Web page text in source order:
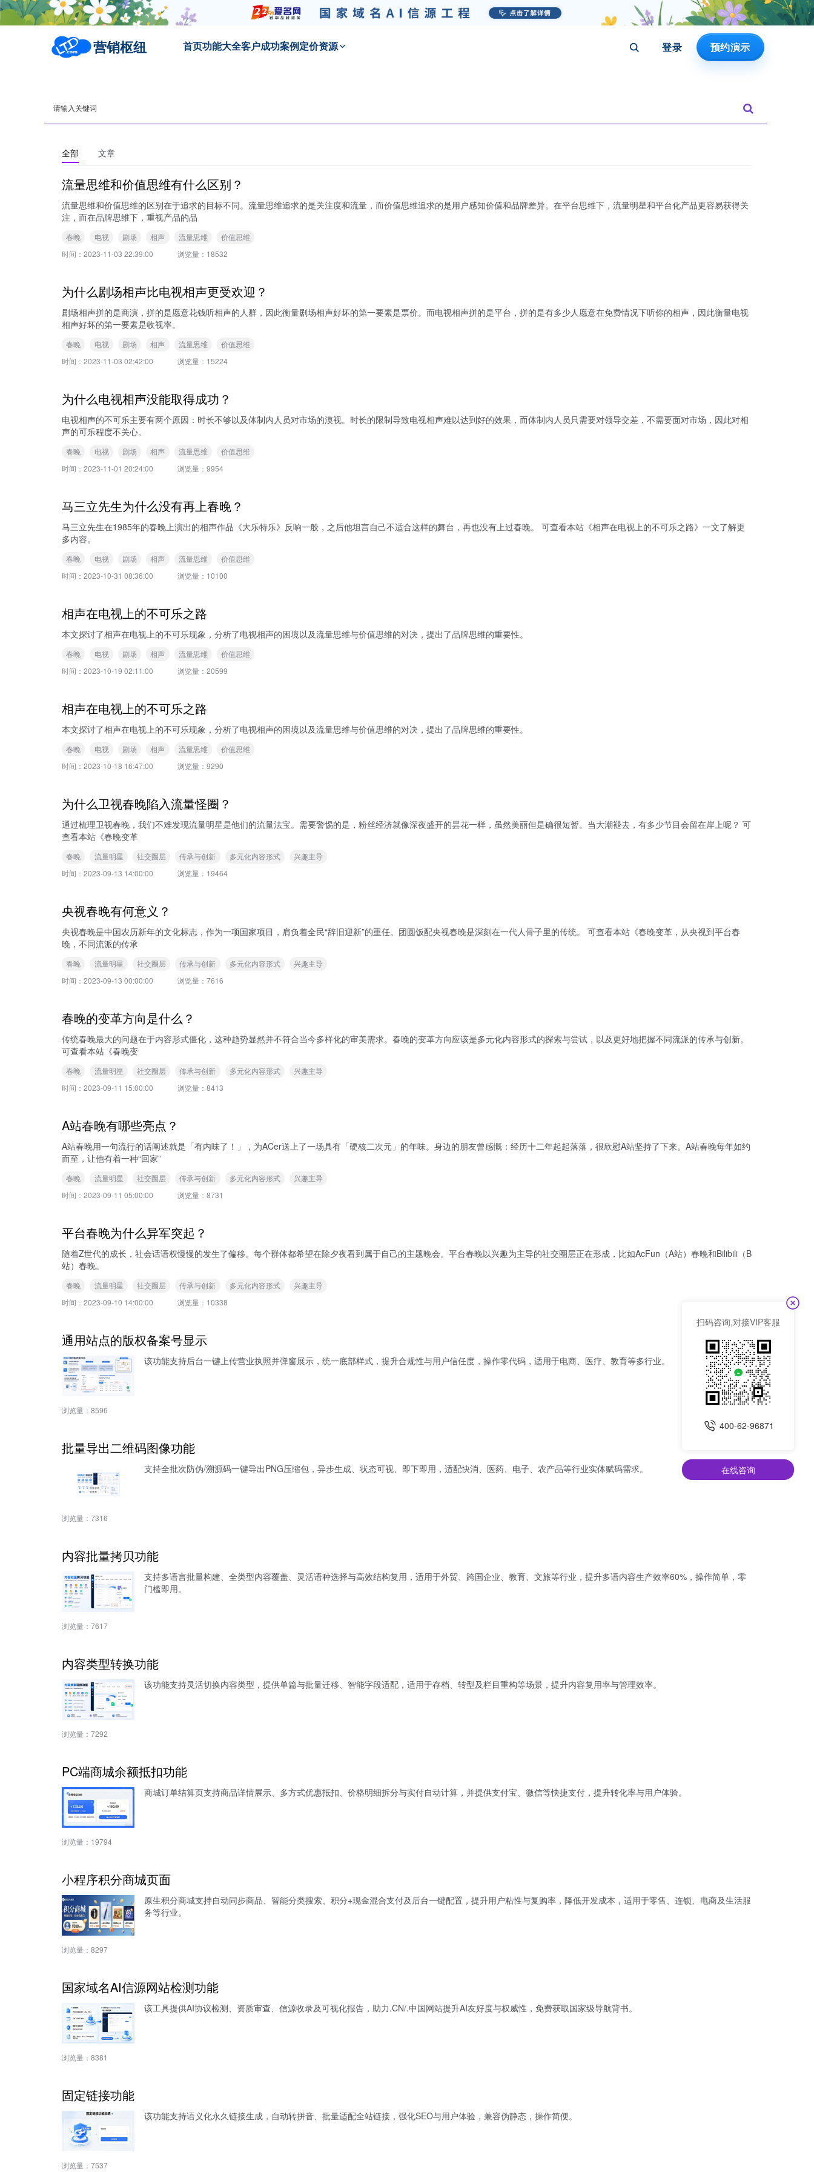
营销枢纽 首页功能大全客户成功案例 定价资源 登录 预约演示
全部 文章
流量思维和价值思维有什么区别？
流量思维和价值思维的区别在于追求的目标不同。流量思维追求的是关注度和流量，而价值思维追求的是用户感知价值和品牌差异。在平台思维下，流量明星和平台化产品更容易获得关
注，而在品牌思维下，重视产品的品
春晚 电视 剧场 相声 流量思维
价值思维
时间： 2023-11-03 22:39:00 浏览量： 18532
为什么剧场相声比电视相声更受欢迎？
剧场相声拼的是商演，拼的是愿意花钱听相声的人群，因此衡量剧场相声好坏的第一要素是票价。而电视相声拼的是平台，拼的是有多少人愿意在免费情况下听你的相声，因此衡量电视
相声好坏的第一要素是收视率。
春晚 电视 剧场 相声 流量思维
价值思维
时间： 2023-11-03 02:42:00 浏览量： 15224
为什么电视相声没能取得成功？
电视相声的不可乐主要有两个原因：时长不够以及体制内人员对市场的漠视。时长的限制导致电视相声难以达到好的效果，而体制内人员只需要对领导交差，不需要面对市场，因此对相
声的可乐程度不关心。
春晚 电视 剧场 相声 流量思维
价值思维
时间： 2023-11-01 20:24:00 浏览量： 9954
马三立先生为什么没有再上春晚？
马三立先生在1985年的春晚上演出的相声作品《大乐特乐》反响一般，之后他坦言自己不适合这样的舞台，再也没有上过春晚。 可查看本站《相声在电视上的不可乐之路》一文了解更
多内容。
春晚 电视 剧场 相声 流量思维
价值思维
时间： 2023-10-31 08:36:00 浏览量： 10100
相声在电视上的不可乐之路
本文探讨了相声在电视上的不可乐现象，分析了电视相声的困境以及流量思维与价值思维的对决，提出了品牌思维的重要性。
春晚 电视 剧场 相声 流量思维
价值思维
时间： 2023-10-19 02:11:00 浏览量： 20599
相声在电视上的不可乐之路
本文探讨了相声在电视上的不可乐现象，分析了电视相声的困境以及流量思维与价值思维的对决，提出了品牌思维的重要性。
春晚 电视 剧场 相声 流量思维
价值思维
时间： 2023-10-18 16:47:00 浏览量： 9290
为什么卫视春晚陷入流量怪圈？
通过梳理卫视春晚，我们不难发现流量明星是他们的流量法宝。需要警惕的是，粉丝经济就像深夜盛开的昙花一样，虽然美丽但是确很短暂。当大潮褪去，有多少节目会留在岸上呢？ 可
查看本站《春晚变革
春晚 流量明星 社交圈层 传承与创新 多元化内容形式
兴趣主导
时间： 2023-09-13 14:00:00 浏览量： 19464
央视春晚有何意义？
央视春晚是中国农历新年的文化标志，作为一项国家项目，肩负着全民“辞旧迎新”的重任。团圆饭配央视春晚是深刻在一代人骨子里的传统。 可查看本站《春晚变革，从央视到平台春
晚，不同流派的传承
春晚 流量明星 社交圈层 传承与创新 多元化内容形式
兴趣主导
时间： 2023-09-13 00:00:00 浏览量： 7616
春晚的变革方向是什么？
传统春晚最大的问题在于内容形式僵化，这种趋势显然并不符合当今多样化的审美需求。春晚的变革方向应该是多元化内容形式的探索与尝试，以及更好地把握不同流派的传承与创新。
可查看本站《春晚变
春晚 流量明星 社交圈层 传承与创新 多元化内容形式
兴趣主导
时间： 2023-09-11 15:00:00 浏览量： 8413
A站春晚有哪些亮点？
A站春晚用一句流行的话阐述就是「有内味了！」，为ACer送上了一场具有「硬核二次元」的年味。身边的朋友曾感慨：经历十二年起起落落，很欣慰A站坚持了下来。A站春晚每年如约
而至，让他有着一种“回家”
春晚 流量明星 社交圈层 传承与创新 多元化内容形式
兴趣主导
时间： 2023-09-11 05:00:00 浏览量： 8731
平台春晚为什么异军突起？
随着Z世代的成长，社会话语权慢慢的发生了偏移。每个群体都希望在除夕夜看到属于自己的主题晚会。平台春晚以兴趣为主导的社交圈层正在形成，比如AcFun（A站）春晚和Bilibili（B
站）春晚。
春晚 流量明星 社交圈层 传承与创新 多元化内容形式
兴趣主导
时间： 2023-09-10 14:00:00 浏览量： 10338
通用站点的版权备案号显示
该功能支持后台一键上传营业执照并弹窗展示，统一底部样式，提升合规性与用户信任度，操作零代码，适用于电商、医疗、教育等多行业。
浏览量： 8596
批量导出二维码图像功能
支持全批次防伪/溯源码一键导出PNG压缩包，异步生成、状态可视、即下即用，适配快消、医药、电子、农产品等行业实体赋码需求。
浏览量： 7316
内容批量拷贝功能
支持多语言批量构建、全类型内容覆盖、灵活语种选择与高效结构复用，适用于外贸、跨国企业、教育、文旅等行业，提升多语内容生产效率60%，操作简单，零
门槛即用。
浏览量： 7617
内容类型转换功能
该功能支持灵活切换内容类型，提供单篇与批量迁移、智能字段适配，适用于存档、转型及栏目重构等场景，提升内容复用率与管理效率。
浏览量： 7292
PC端商城余额抵扣功能
商城订单结算页支持商品详情展示、多方式优惠抵扣、价格明细拆分与实付自动计算，并提供支付宝、微信等快捷支付，提升转化率与用户体验。
浏览量： 19794
小程序积分商城页面
原生积分商城支持自动同步商品、智能分类搜索、积分+现金混合支付及后台一键配置，提升用户粘性与复购率，降低开发成本，适用于零售、连锁、电商及生活服
务等行业。
浏览量： 8297
国家域名AI信源网站检测功能
该工具提供AI协议检测、资质审查、信源收录及可视化报告，助力.CN/.中国网站提升AI友好度与权威性，免费获取国家级导航背书。
浏览量： 8381
固定链接功能
该功能支持语义化永久链接生成，自动转拼音、批量适配全站链接，强化SEO与用户体验，兼容伪静态，操作简便。
浏览量： 7537
扫码咨询,对接VIP客服
400-62-96871
在线咨询